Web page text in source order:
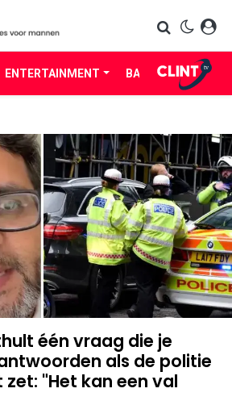
ENTERTAINMENT BABES LIFE
één vraag die je
als de politie
"Het kan een val